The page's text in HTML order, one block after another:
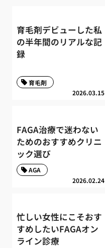
育毛剤デビューした私
の半年間のリアルな記
録
2026.03.15
育毛剤
FAGA治療で迷わない
ためのおすすめクリニ
ック選び
2026.02.24
AGA
忙しい女性にこそおす
すめしたいFAGAオン
ライン診療